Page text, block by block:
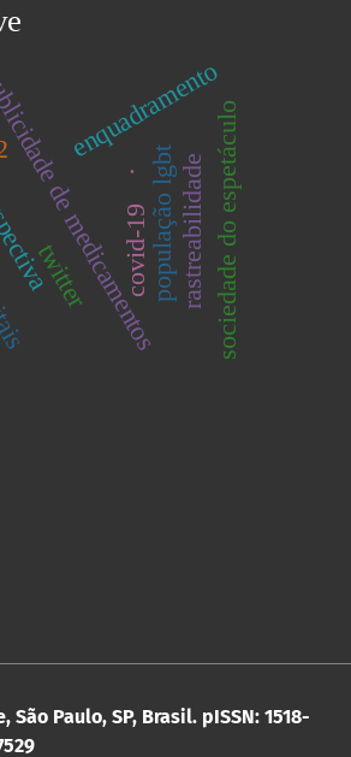
. população lgbt
twittermedicamentos
enquadramentosociedade do espetáculo
rastreabilidade
covid-19
São Paulo, SP, Brasil. pISSN: 1518-